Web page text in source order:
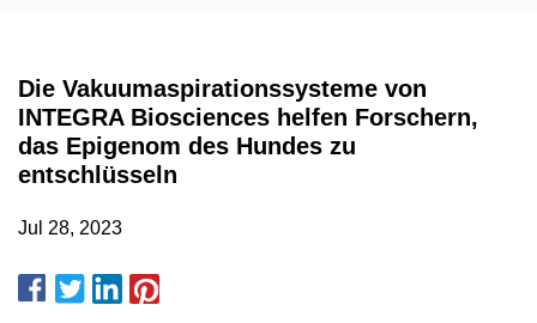
Die Vakuumaspirationssysteme von
INTEGRA Biosciences helfen Forschern,
das Epigenom des Hundes zu
entschlüsseln
Jul 28, 2023